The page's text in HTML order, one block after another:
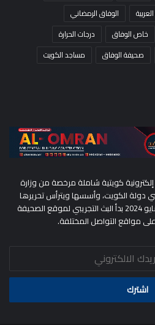
الوفاق الرمضاني
خاص الوفاق
درجات الحرارة
صحيفة الوفاق
مساجد الكويت
كويتية شاملة مرخصة من وزارة
دولة الكويت، وأسسها ويترأس تحريرها
الكاتب/ مطلق الحريجي ، وفي مايو 2024 بدأ البث التجريبي لموقع الصحيفة
على مواقع التواصل المختلفة.